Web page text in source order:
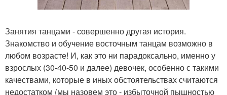
Занятия танцами - совершенно другая история.
Знакомство и обучение восточным танцам возможно в
любом возрасте! И, как это ни парадоксально, именно у
взрослых (30-40-50 и далее) девочек, особенно с такими
качествами, которые в иных обстоятельствах считаются
недостатком (мы назовем это - избыточной пышностью